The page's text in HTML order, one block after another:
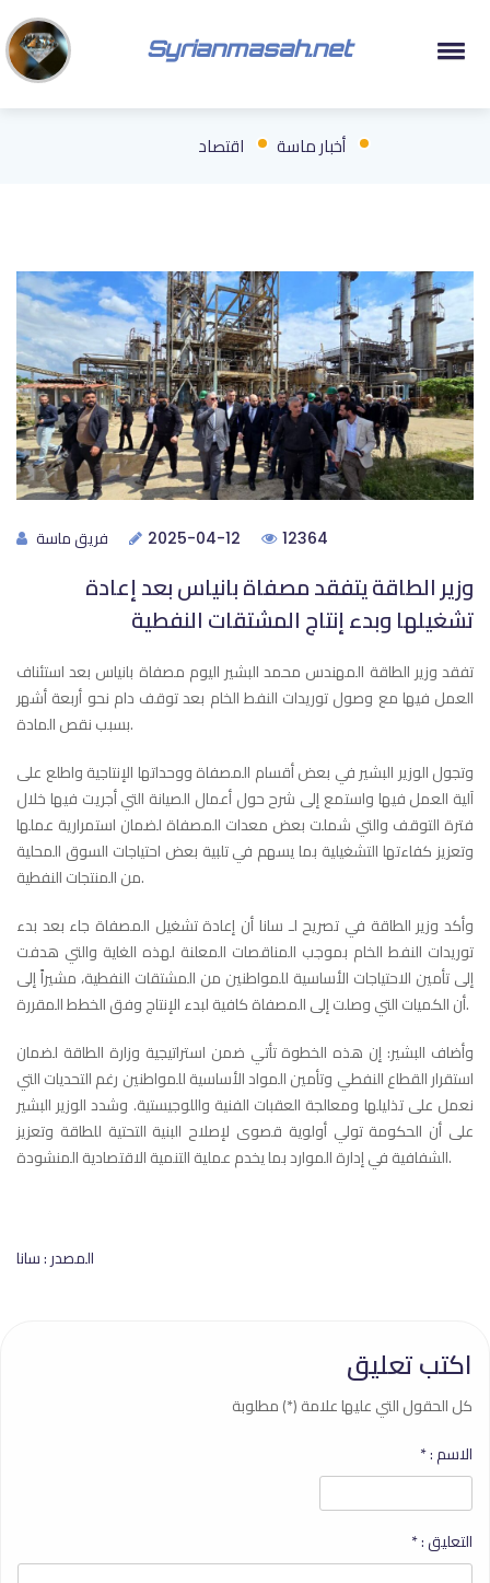
Syrianmasah.net
أخبار ماسة اقتصاد
فريق ماسة 2025-04-12 12364
وزير الطاقة يتفقد مصفاة بانياس بعد إعادة
تشغيلها وبدء إنتاج المشتقات النفطية
تفقد وزير الطاقة المهندس محمد البشير اليوم مصفاة بانياس بعد استئناف
العمل فيها مع وصول توريدات النفط الخام بعد توقف دام نحو أربعة أشهر
بسبب نقص المادة.
وتجول الوزير البشير في بعض أقسام المصفاة ووحداتها الإنتاجية واطلع على
آلية العمل فيها واستمع إلى شرح حول أعمال الصيانة التي أجريت فيها خلال
فترة التوقف والتي شملت بعض معدات المصفاة لضمان استمرارية عملها
وتعزيز كفاءتها التشغيلية بما يسهم في تلبية بعض احتياجات السوق المحلية
من المنتجات النفطية.
وأكد وزير الطاقة في تصريح لـ سانا أن إعادة تشغيل المصفاة جاء بعد بدء
توريدات النفط الخام بموجب المناقصات المعلنة لهذه الغاية والتي هدفت
إلى تأمين الاحتياجات الأساسية للمواطنين من المشتقات النفطية، مشيراً إلى
أن الكميات التي وصلت إلى المصفاة كافية لبدء الإنتاج وفق الخطط المقررة.
وأضاف البشير: إن هذه الخطوة تأتي ضمن استراتيجية وزارة الطاقة لضمان
استقرار القطاع النفطي وتأمين المواد الأساسية للمواطنين رغم التحديات التي
نعمل على تذليلها ومعالجة العقبات الفنية واللوجيستية. وشدد الوزير البشير
على أن الحكومة تولي أولوية قصوى لإصلاح البنية التحتية للطاقة وتعزيز
الشفافية في إدارة الموارد بما يخدم عملية التنمية الاقتصادية المنشودة.
المصدر : سانا
اكتب تعليق
كل الحقول التي عليها علامة (*) مطلوبة
الاسم :*
التعليق :*